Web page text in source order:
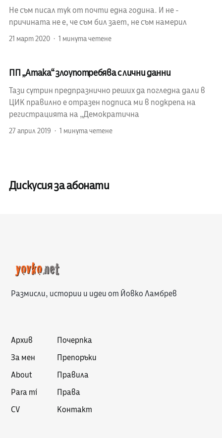
Не съм писал тук от почти една година. И не -
причината не е, че съм бил зает, не съм намерил
21 март 2020 1 минута четене
ПП „Атака“ злоупотребява с лични данни
Тази сутрин предпразнично реших да погледна дали в
ЦИК правилно е отразен подписа ми в подкрепа на
регистрацията на „Демократична
27 април 2019 1 минута четене
Дискусия за абонати
Размисли, истории и идеи от Йовко Ламбрев
Архив
За мен
About
Para mí
CV
Почерпка
Препоръки
Правила
Права
Контакт